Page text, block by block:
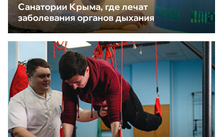
Санатории Крыма, где лечат
заболевания органов дыхания